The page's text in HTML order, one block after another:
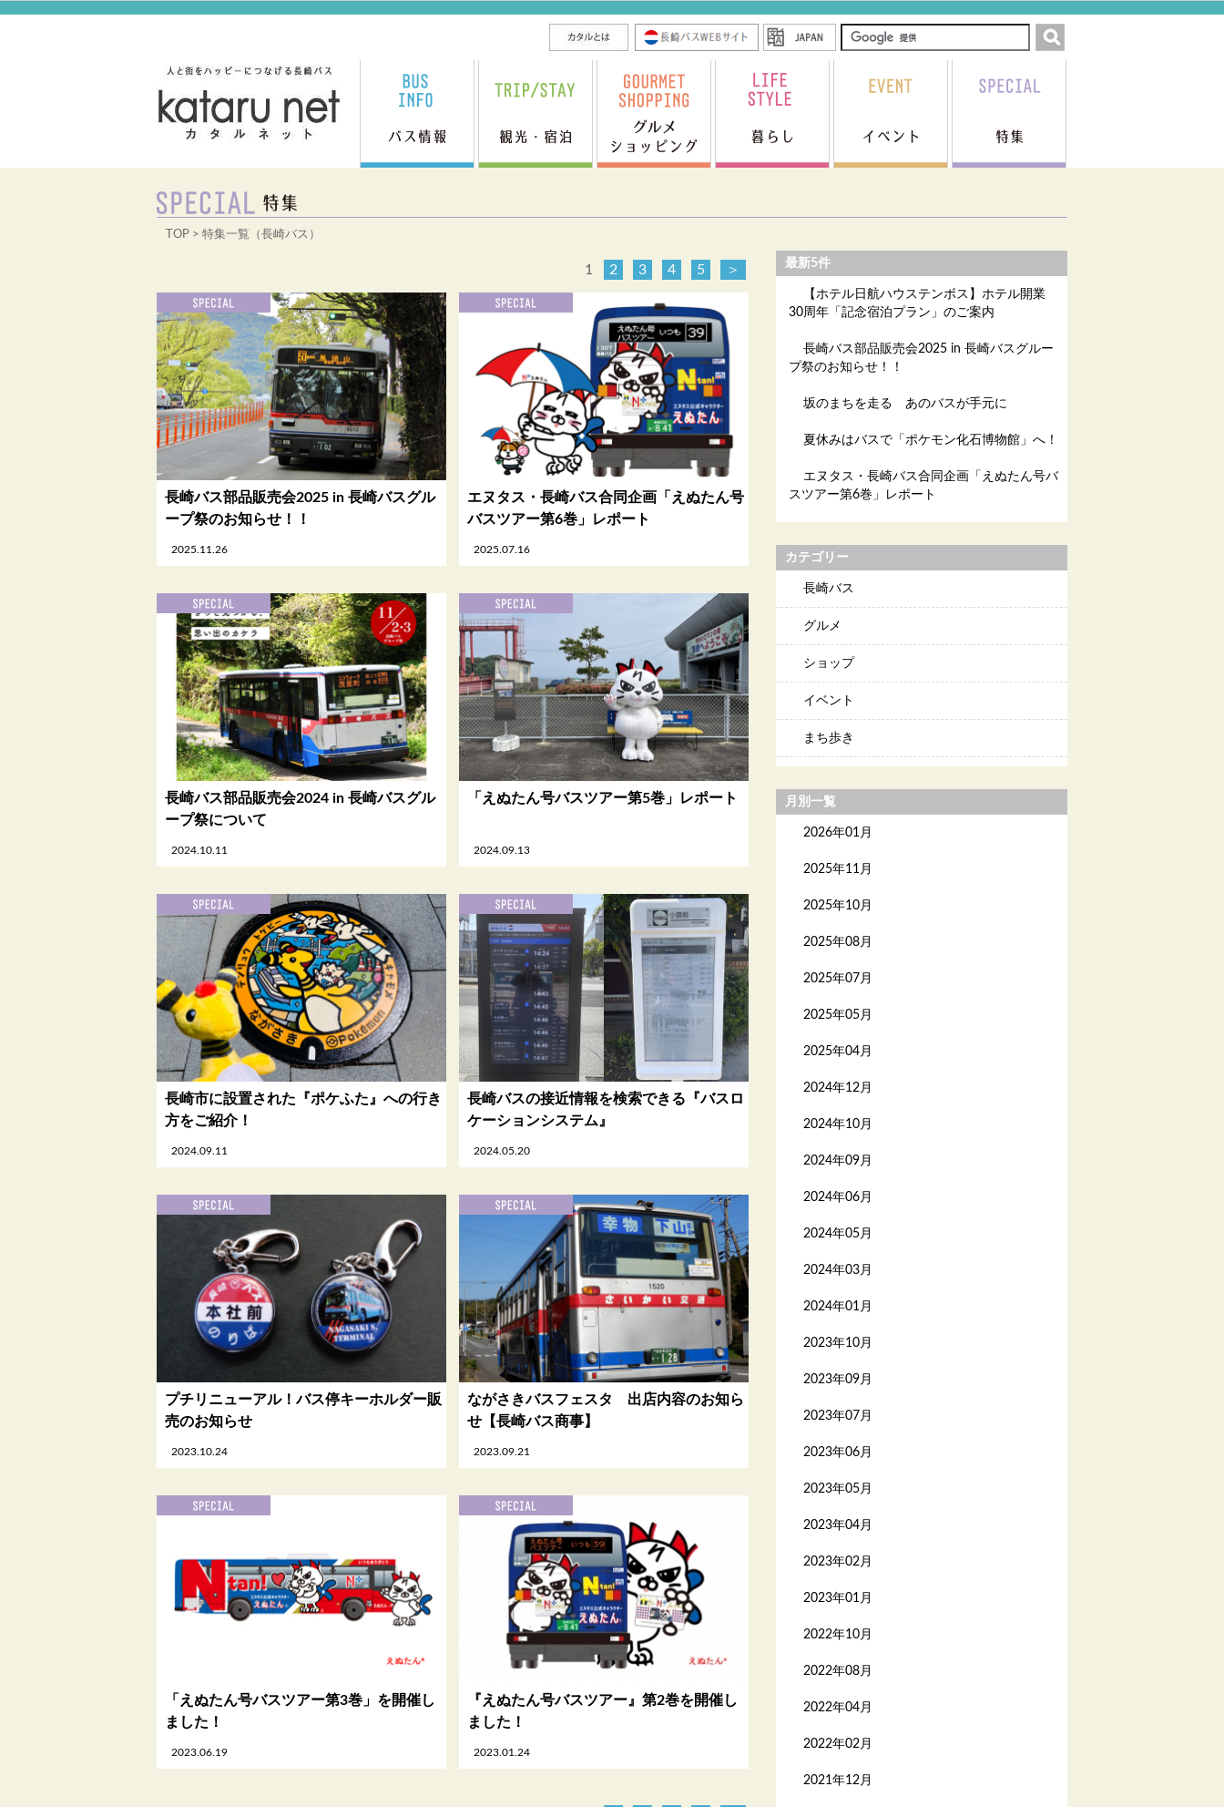
TOP > 特集一覧（長崎バス）
1 2 3 4 5 ＞
2025.11.26
長崎バス部品販売会2025 in 長崎バスグル
ープ祭のお知らせ！！
2025.07.16
エヌタス・長崎バス合同企画「えぬたん号
バスツアー第6巻」レポート
2024.10.11
長崎バス部品販売会2024 in 長崎バスグル
ープ祭について
2024.09.13
「えぬたん号バスツアー第5巻」レポート
2024.09.11
長崎市に設置された『ポケふた』への行き
方をご紹介！
2024.05.20
長崎バスの接近情報を検索できる『バスロ
ケーションシステム』
2023.10.24
プチリニューアル！バス停キーホルダー販
売のお知らせ
2023.09.21
ながさきバスフェスタ 出店内容のお知ら
せ【長崎バス商事】
2023.06.19
「えぬたん号バスツアー第3巻」を開催し
ました！
2023.01.24
『えぬたん号バスツアー』第2巻を開催し
ました！
最新5件
【ホテル日航ハウステンボス】ホテル開業
30周年「記念宿泊プラン」のご案内
長崎バス部品販売会2025 in 長崎バスグルー
プ祭のお知らせ！！
坂のまちを走る あのバスが手元に
夏休みはバスで「ポケモン化石博物館」へ！
エヌタス・長崎バス合同企画「えぬたん号バ
スツアー第6巻」レポート
カテゴリー
長崎バス
グルメ
ショップ
イベント
まち歩き
月別一覧
2026年01月
2025年11月
2025年10月
2025年08月
2025年07月
2025年05月
2025年04月
2024年12月
2024年10月
2024年09月
2024年06月
2024年05月
2024年03月
2024年01月
2023年10月
2023年09月
2023年07月
2023年06月
2023年05月
2023年04月
2023年02月
2023年01月
2022年10月
2022年08月
2022年04月
2022年02月
2021年12月